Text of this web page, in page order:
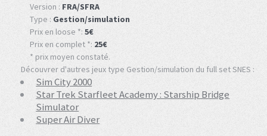
Version : FRA/SFRA
Type : Gestion/simulation
Prix en loose *: 5€
Prix en complet *: 25€
* prix moyen constaté.
Découvrer d'autres jeux type Gestion/simulation du full set SNES :
Sim City 2000
Star Trek Starfleet Academy : Starship Bridge
Simulator
Super Air Diver